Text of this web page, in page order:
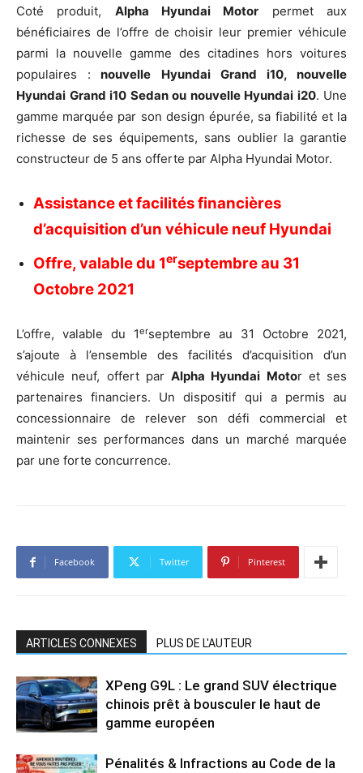
Coté produit, Alpha Hyundai Motor permet aux
bénéficiaires de l’offre de choisir leur premier véhicule
parmi la nouvelle gamme des citadines hors voitures
populaires : nouvelle Hyundai Grand i10, nouvelle
Hyundai Grand i10 Sedan ou nouvelle Hyundai i20. Une
gamme marquée par son design épurée, sa fiabilité et la
richesse de ses équipements, sans oublier la garantie
constructeur de 5 ans offerte par Alpha Hyundai Motor.
Assistance et facilités financières
d’acquisition d’un véhicule neuf Hyundai
Offre, valable du 1erseptembre au 31
Octobre 2021
L’offre, valable du 1erseptembre au 31 Octobre 2021,
s’ajoute à l’ensemble des facilités d’acquisition d’un
véhicule neuf, offert par Alpha Hyundai Motor et ses
partenaires financiers. Un dispositif qui a permis au
concessionnaire de relever son défi commercial et
maintenir ses performances dans un marché marquée
par une forte concurrence.
Facebook Twitter Pinterest
ARTICLES CONNEXES PLUS DE L'AUTEUR
XPeng G9L : Le grand SUV électrique
chinois prêt à bousculer le haut de
gamme européen
Pénalités & Infractions au Code de la